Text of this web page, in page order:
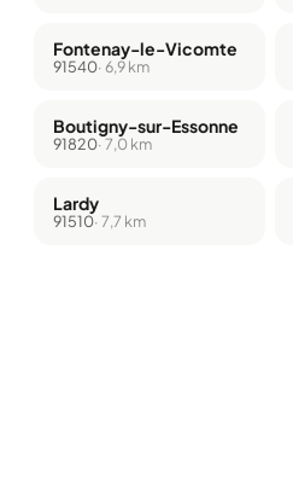
Fontenay-le-Vicomte
91540· 6,9 km
Boutigny-sur-Essonne
91820· 7,0 km
Lardy
91510· 7,7 km